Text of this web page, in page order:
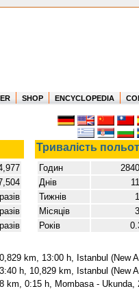
Where in the world have you flown?
How long have you been in the air?
your own FlightMemory and see!
SHOP ENCYCLOPEDIA
Тривалість
Годин
Днів
Тижнів
Місяців
Років
km, 13:00 h, Istanbul (New
h, 10,829 km, Istanbul (New
km, 0:15 h, Mombasa - Ukunda,